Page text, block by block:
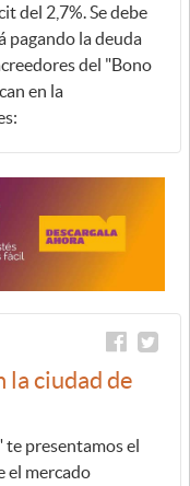
del 2,7%. Se debe
pagando la deuda
del "Bono
en la
la ciudad de
te presentamos el
el mercado